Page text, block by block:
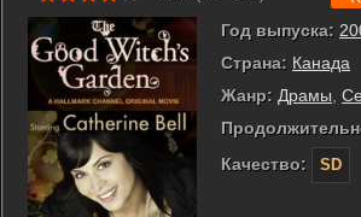
Год выпуска:
Страна: Канада
Жанр: Драмы,
Качество:
SD